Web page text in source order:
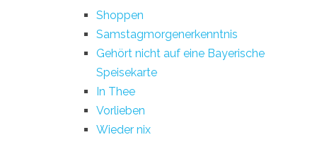
Shoppen
Samstagmorgenerkenntnis
Gehört nicht auf eine Bayerische
Speisekarte
In Thee
Vorlieben
Wieder nix